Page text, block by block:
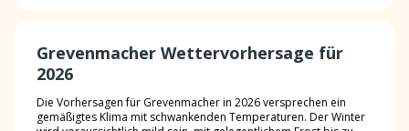
Grevenmacher Wettervorhersage für
2026
Die Vorhersagen für Grevenmacher in 2026 versprechen ein
gemäßigtes Klima mit schwankenden Temperaturen. Der Winter